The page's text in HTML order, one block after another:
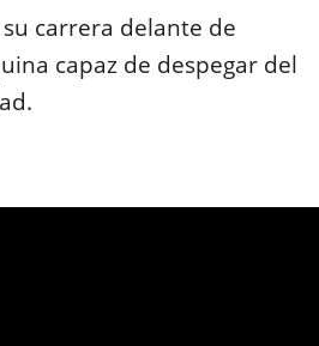
carrera delante de
capaz de despegar del